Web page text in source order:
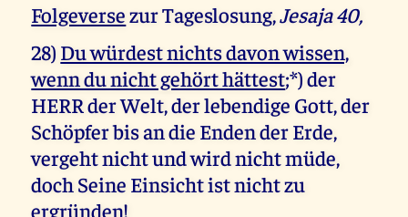
Folgeversezur Tageslosung,Jesaja 40,
28) Du würdest nichts davon wissen,
wenn du nicht gehört hättest;*) der
HERR der Welt, der lebendige Gott, der
Schöpfer bis an die Enden der Erde,
vergeht nicht und wird nicht müde,
doch Seine Einsicht ist nicht zu
ergründen!